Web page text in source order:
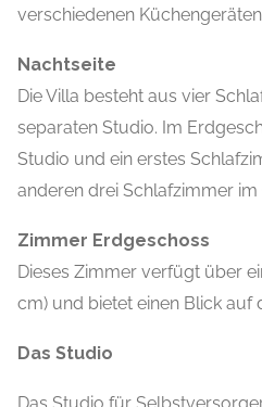
verschiedenen
Nachtseite
Die Villa besteht aus vier
separaten Studio. Im
Studio und ein erstes
anderen drei Schlafzimmer
Zimmer Erdgeschoss
Dieses Zimmer verfügt über
cm) und bietet einen Blick auf
Das Studio